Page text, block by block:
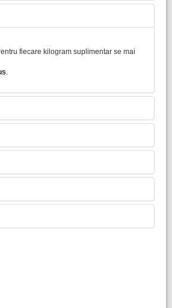
fiecare kilogram suplimentar se mai
.